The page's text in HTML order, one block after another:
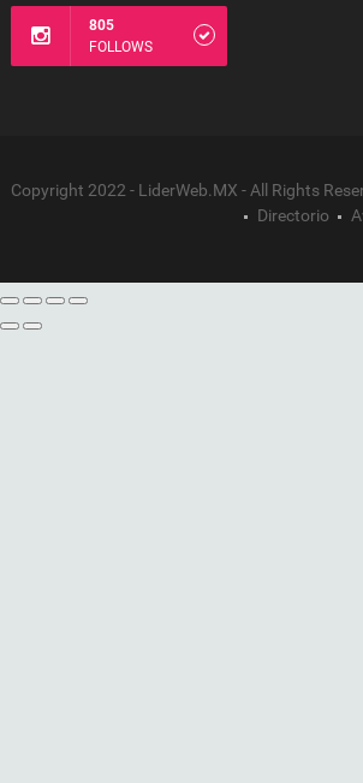
805
FOLLOWS
Copyright 2022 - LiderWeb.MX - All Rights
Directorio